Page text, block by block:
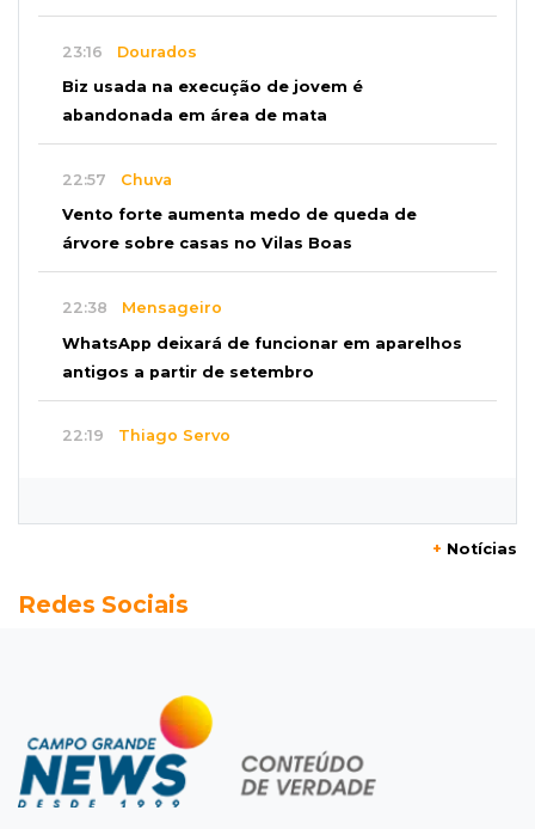
23:16 Dourados
Biz usada na execução de jovem é
abandonada em área de mata
22:57 Chuva
Vento forte aumenta medo de queda de
árvore sobre casas no Vilas Boas
22:38 Mensageiro
WhatsApp deixará de funcionar em aparelhos
antigos a partir de setembro
22:19 Thiago Servo
Semana vai começar com 909 novas
Flagrante
Motorista atinge carro parado, perde
retrovisor e foge no Jardim Antártica
+ Notícias
Redes Sociais